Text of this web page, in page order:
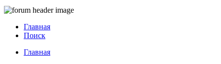
Главная
Поиск
Главная